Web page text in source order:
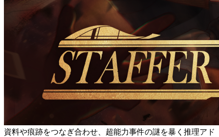
資料や痕跡をつなぎ合わせ、超能力事件の謎を暴く推理アド